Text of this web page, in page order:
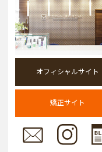
オフィシャルサイト
矯正サイト